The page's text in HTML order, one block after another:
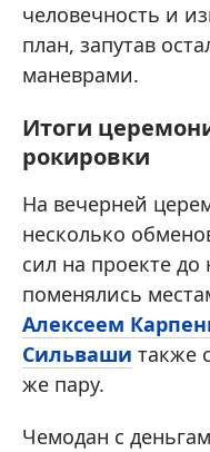
человечность и
план, запутав
маневрами.
Итоги
рокировки
На вечерней
несколько
сил на проекте до
поменялись
Алексеем
Сильваши также
же пару.
Чемодан с